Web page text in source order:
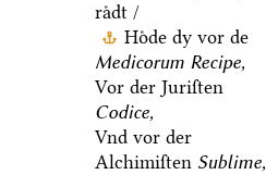
raͤdt /
Hoͤde dy vor de
Medicorum Recipe,
Vor der Juriſten
Codice,
Vnd vor der
Alchimiſten Sublime,